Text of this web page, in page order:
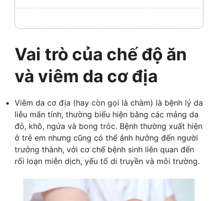
Vai trò của chế độ ăn
và viêm da cơ địa
Viêm da cơ địa (hay còn gọi là chàm) là bệnh lý da
liễu mãn tính, thường biểu hiện bằng các mảng da
đỏ, khô, ngứa và bong tróc. Bệnh thường xuất hiện
ở trẻ em nhưng cũng có thể ảnh hưởng đến người
trưởng thành, với cơ chế bệnh sinh liên quan đến
rối loạn miễn dịch, yếu tố di truyền và môi trường.